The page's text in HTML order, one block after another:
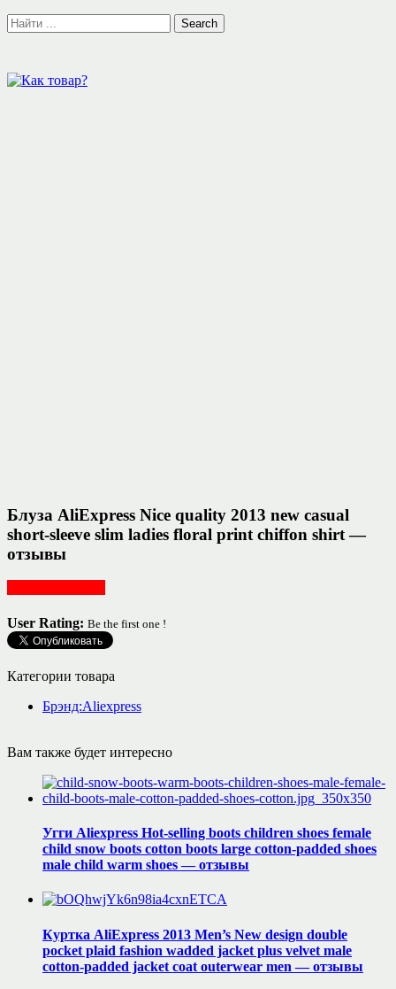
Блуза AliExpress Nice quality 2013 new casual
short-sleeve slim ladies floral print chiffon shirt —
отзывы
User Rating: Be the first one !
Категории товара
Брэнд:Aliexpress
Вам также будет интересно
Угги Aliexpress Hot-selling boots children shoes female
child snow boots cotton boots large cotton-padded shoes
male child warm shoes — отзывы
Куртка AliExpress 2013 Men’s New design double
pocket plaid fashion wadded jacket plus velvet male
cotton-padded jacket coat outerwear men — отзывы